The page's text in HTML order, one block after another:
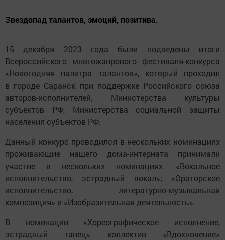
Звездопад талантов, эмоций, позитива.
15 декабря 2023 года были подведены итоги
Всероссийского многожанрового фестиваля-конкурса
«Новогодняя палитра талантов», который проходил
в городе Саранск при поддержке Российского союза
авторов-исполнителей, Министерства культуры
субъектов РФ, Министерства социальной защиты
населения субъектов РФ.
Данный конкурс проводился в нескольких номинациях
проживающие нашего дома-интерната принимали
участие в нескольких номинациях. «Вокальное
исполнительство, эстрадный вокал»; «Ораторское
исполнительство, литературно-музыкальная
композиция» и «Изобразительная деятельность».
В номинации «Хореографическое исполнение,
эстрадный танец» коллектив «Вдохновение»